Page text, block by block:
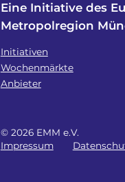
Eine Initiative des
Metropolregion
Initiativen
Wochenmärkte
Anbieter
© 2026 EMM e.V.
Impressum